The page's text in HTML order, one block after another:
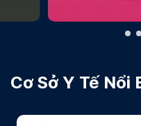
Cơ Sở Y Tế Nổi